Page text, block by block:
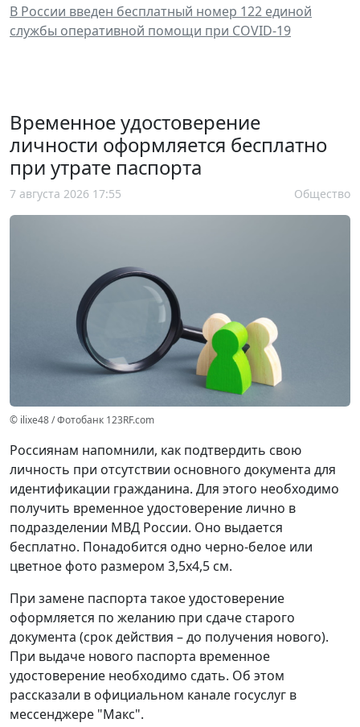
В России введен бесплатный номер 122 единой
службы оперативной помощи при COVID-19
Временное удостоверение
личности оформляется бесплатно
при утрате паспорта
7 августа 2026 17:55 Общество
© ilixe48 / Фотобанк 123RF.com
Россиянам напомнили, как подтвердить свою
личность при отсутствии основного документа для
идентификации гражданина. Для этого необходимо
получить временное удостоверение лично в
подразделении МВД России. Оно выдается
бесплатно. Понадобится одно черно-белое или
цветное фото размером 3,5x4,5 см.
При замене паспорта такое удостоверение
оформляется по желанию при сдаче старого
документа (срок действия – до получения нового).
При выдаче нового паспорта временное
удостоверение необходимо сдать. Об этом
рассказали в официальном канале госуслуг в
мессенджере "Макс".